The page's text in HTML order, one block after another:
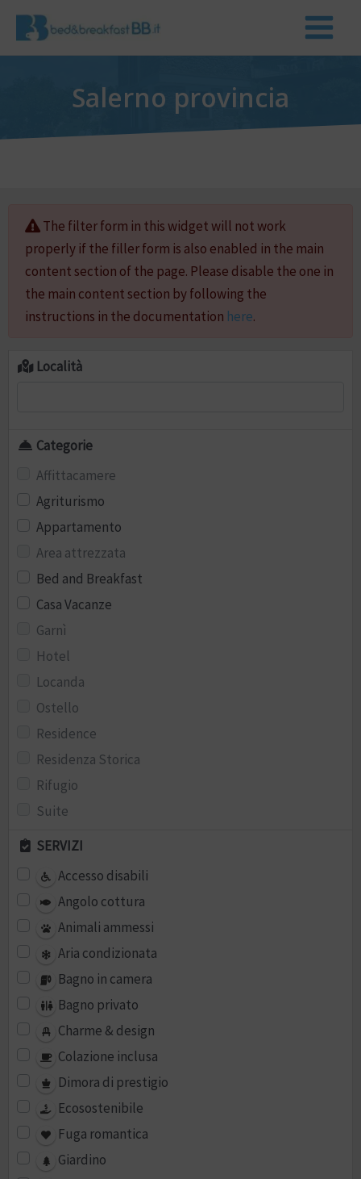
Salerno provincia
The filter form in this widget will not work
properly if the filler form is also enabled in the main
content section of the page. Please disable the one in
the main content section by following the
instructions in the documentation here.
Località
Categorie
Affittacamere
Agriturismo
Appartamento
Area attrezzata
Bed and Breakfast
Casa Vacanze
Garnì
Hotel
Locanda
Ostello
Residence
Residenza Storica
Rifugio
Suite
SERVIZI
Accesso disabili
Angolo cottura
Animali ammessi
Aria condizionata
Bagno in camera
Bagno privato
Charme & design
Colazione inclusa
Dimora di prestigio
Ecosostenibile
Fuga romantica
Giardino